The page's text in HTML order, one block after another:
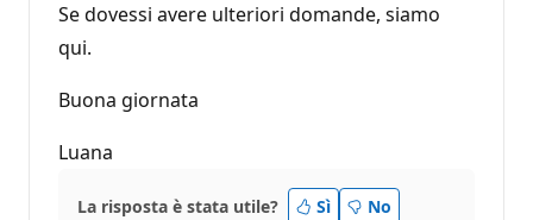
Se dovessi avere ulteriori domande, siamo
qui.
Buona giornata
Luana
La risposta è stata utile? Sì No